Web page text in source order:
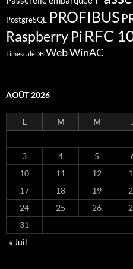
PostgreSQL PROFIBUS
Raspberry Pi RFC
TimescaleDB WebWinAC
AOÛT 2026
L M M
3
4 5
10
11 12
17
18 19
24
25 26
31
« Juil